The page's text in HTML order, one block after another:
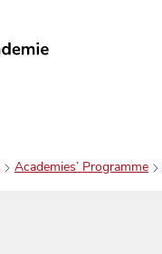
Academies’ Programme